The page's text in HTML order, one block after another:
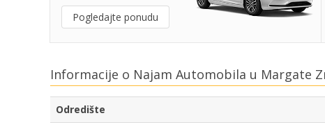
Pogledajte ponudu
Informacije o Najam Automobila u Margate
Odredište